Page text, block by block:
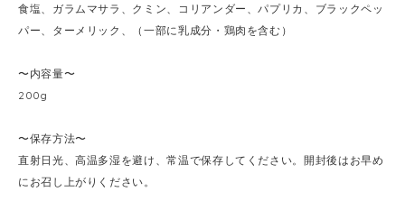
食塩、ガラムマサラ、クミン、コリアンダー、パプリカ、ブラックペッ
パー、ターメリック、（一部に乳成分・鶏肉を含む）
〜内容量〜
200g
〜保存方法〜
直射日光、高温多湿を避け、常温で保存してください。開封後はお早め
にお召し上がりください。